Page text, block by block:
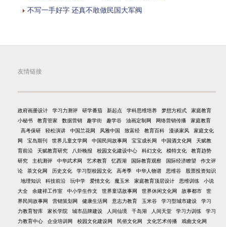
不写一手好字 还真不敢做民国大军阀
友情链接
政府画册设计 学习力测评 研学番茄 新起点 学科思维培养 梦想方程式
家庭教育
小秘书
教育管家 数据营销 趣学街 趣学谷 油画定制网 网络营销传播
家庭教育
高考保研
轻松演讲 中国兰花网 风雅中国 致富经 教育百科 漫谈家风
家庭文化
网
宝岛期刊 世界儿童文学网 中国民间故事网 宝宝成长网 中国酒文化网
天赋教
育前沿
天赋教育研究 八卦晚报 校园文化建设中心 科幻文化 模特文化
教育趋势
研究
主机测评 中华武术网 艺术教育 忆西湖 国际教育观察 国际经济瞭望
作文评
论
茶文化网 历史文化 学习型校园文化 高考季 中华人物谱 思维谷
股票投资知识
地理知识
科技前沿 玩中学 爱情文化 魔玉米 家庭教育顶层设计 思维训练
小说
大全
余建祥工作室 中小学生作文 世界童话故事网 世界休闲文化网 故事都市
世
界民间故事网
营销策划网 健康生活网 意志力教育 玉米谷 学习型城市建设
学习
力教育智库
家长学院 城市品牌建设 人间仙境 千岛湖 人间天堂 学习力训练
学习
力教育中心
企业培训网 校园文化建设网 民俗文化网 文化艺术传播 戏曲文化网